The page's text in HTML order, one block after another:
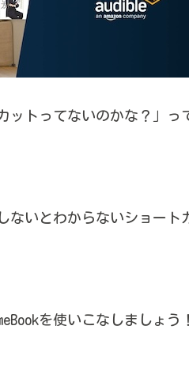
ットってないのかな？」っ
ないとわからないショート
を使いこなしましょう！